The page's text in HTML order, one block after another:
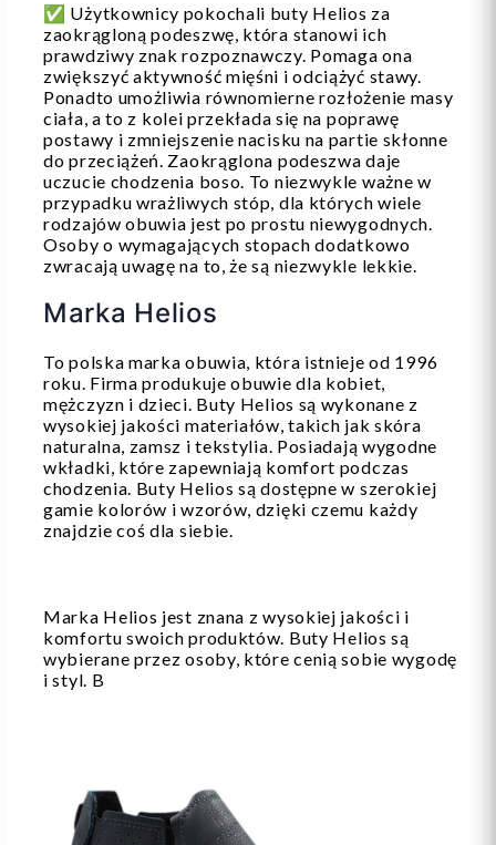
✅ Użytkownicy pokochali buty Helios za
zaokrągloną podeszwę, która stanowi ich
prawdziwy znak rozpoznawczy. Pomaga ona
zwiększyć aktywność mięśni i odciążyć stawy.
Ponadto umożliwia równomierne rozłożenie masy
ciała, a to z kolei przekłada się na poprawę
postawy i zmniejszenie nacisku na partie skłonne
do przeciążeń. Zaokrąglona podeszwa daje
uczucie chodzenia boso. To niezwykle ważne w
przypadku wrażliwych stóp, dla których wiele
rodzajów obuwia jest po prostu niewygodnych.
Osoby o wymagających stopach dodatkowo
zwracają uwagę na to, że są niezwykle lekkie.
Marka Helios
To polska marka obuwia, która istnieje od 1996
roku. Firma produkuje obuwie dla kobiet,
mężczyzn i dzieci. Buty Helios są wykonane z
wysokiej jakości materiałów, takich jak skóra
naturalna, zamsz i tekstylia. Posiadają wygodne
wkładki, które zapewniają komfort podczas
chodzenia. Buty Helios są dostępne w szerokiej
gamie kolorów i wzorów, dzięki czemu każdy
znajdzie coś dla siebie.
Marka Helios jest znana z wysokiej jakości i
komfortu swoich produktów. Buty Helios są
wybierane przez osoby, które cenią sobie wygodę
i styl. B